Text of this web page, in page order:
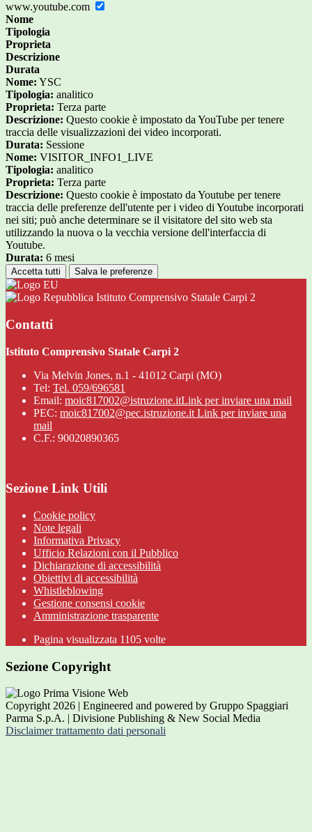
www.youtube.com
Nome
Tipologia
Proprieta
Descrizione
Durata
Nome: YSC
Tipologia: analitico
Proprieta: Terza parte
Descrizione: Questo cookie è impostato da YouTube per tenere
traccia delle visualizzazioni dei video incorporati.
Durata: Sessione
Nome: VISITOR_INFO1_LIVE
Tipologia: analitico
Proprieta: Terza parte
Descrizione: Questo cookie è impostato da Youtube per tenere
traccia delle preferenze dell'utente per i video di Youtube incorporati
nei siti; può anche determinare se il visitatore del sito web sta
utilizzando la nuova o la vecchia versione dell'interfaccia di
Youtube.
Durata: 6 mesi
Accetta tutti Salva le preferenze
Istituto Comprensivo Statale Carpi 2
Contatti
Istituto Comprensivo Statale Carpi 2
Via Melvin Jones, n.1 - 41012 Carpi (MO)
Tel: Tel. 059/696581
Email: moic817002@istruzione.itLink per inviare una mail
PEC: moic817002@pec.istruzione.it Link per inviare una
mail
C.F.: 90020890365
Sezione Link Utili
Cookie policy
Note legali
Informativa Privacy
Ufficio Relazioni con il Pubblico
Dichiarazione di accessibilità
Obiettivi di accessibilità
Whistleblowing
Gestione consensi cookie
Amministrazione trasparente
Pagina visualizzata 1105 volte
Sezione Copyright
Copyright 2026 | Engineered and powered by Gruppo Spaggiari
Parma S.p.A. | Divisione Publishing & New Social Media
Disclaimer trattamento dati personali